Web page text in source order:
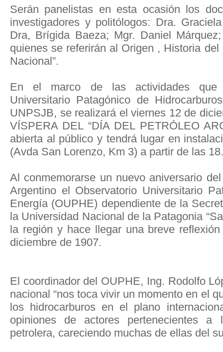
Serán panelistas en esta ocasión los
investigadores y politólogos: Dra.
Dra, Brígida Baeza; Mgr. Daniel
quienes se referirán al Origen , Historia
Nacional”.
En el marco de las actividades que
Universitario Patagónico de
UNPSJB, se realizará el viernes 12 de
VÍSPERA DEL “DÍA DEL PETRÓLEO
abierta al público y tendrá lugar en
(Avda San Lorenzo, Km 3) a partir de las
Al conmemorarse un nuevo aniversario
Argentino el Observatorio Universitario
Energía (OUPHE) dependiente de la
la Universidad Nacional de la Patagonia
la región y hace llegar una breve
diciembre de 1907.
El coordinador del OUPHE, Ing. Rodolfo
nacional “nos toca vivir un momento en el
los hidrocarburos en el plano
opiniones de actores pertenecientes
petrolera, careciendo muchas de ellas del